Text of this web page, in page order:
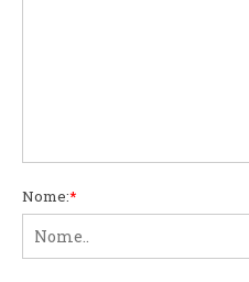
Nome:*